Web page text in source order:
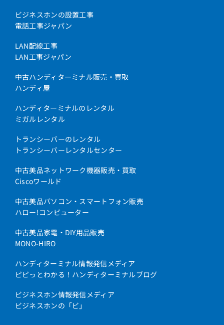
ビジネスホンの設置工事
電話工事ジャパン
LAN配線工事
LAN工事ジャパン
中古ハンディターミナル販売・買取
ハンディ屋
ハンディターミナルのレンタル
ミガルレンタル
トランシーバーのレンタル
トランシーバーレンタルセンター
中古美品ネットワーク機器販売・買取
Ciscoワールド
中古美品パソコン・スマートフォン販売
ハロー!コンピューター
中古美品家電・DIY用品販売
MONO-HIRO
ハンディターミナル情報発信メディア
ピピっとわかる！ハンディターミナルブログ
ビジネスホン情報発信メディア
ビジネスホンの「ビ」